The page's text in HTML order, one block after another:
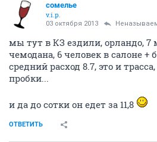
сомелье
v.i.p.
03 октября 2013
мы тут в КЗ ездили, орландо, 7
чемодана, 6 человек в салоне +
средний расход 8.7, это и
пробки...
и да до сотки он едет за 11,8
ОТВЕТИТЬ